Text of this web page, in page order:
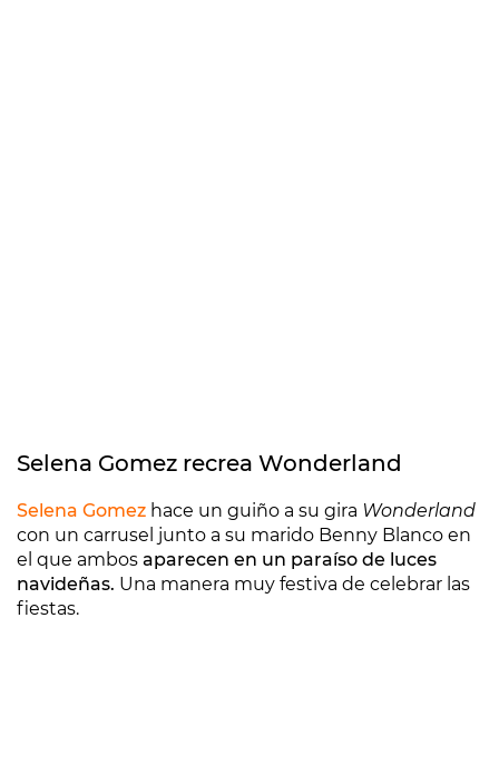
Selena Gomez recrea Wonderland
Selena Gomez hace un guiño a su gira Wonderland
con un carrusel junto a su marido Benny Blanco en
el que ambos aparecen en un paraíso de luces
navideñas. Una manera muy festiva de celebrar las
fiestas.